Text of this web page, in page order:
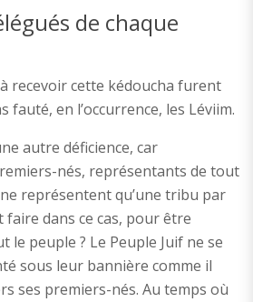
de chaque
recevoir cette kédoucha furent
fauté, en l’occurrence, les Léviim.
autre déficience, car
nés, représentants de tout
représentent qu’une tribu par
faire dans ce cas, pour être
le peuple ? Le Peuple Juif ne se
sous leur bannière comme il
ses premiers-nés. Au temps où